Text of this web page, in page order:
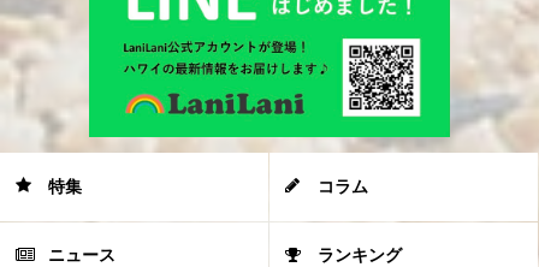
特集 コラム
ニュース ランキング